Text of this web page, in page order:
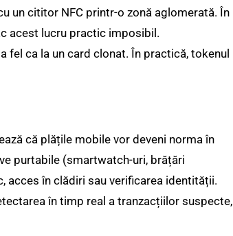
un cititor NFC printr-o zonă aglomerată. În
acest lucru practic imposibil.
ca la un card clonat. În practică, tokenul
că plățile mobile vor deveni norma în
purtabile (smartwatch-uri, brățări
în clădiri sau verificarea identității.
în timp real a tranzacțiilor suspecte,